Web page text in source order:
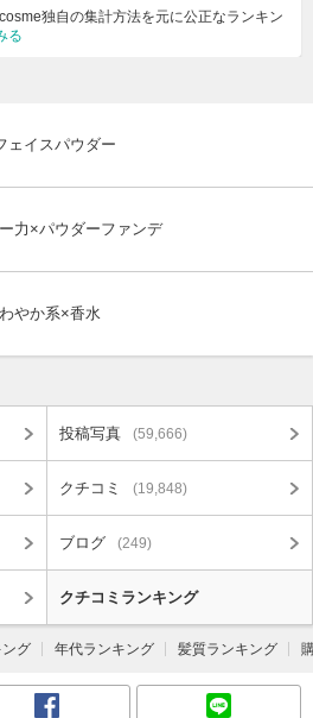
独自の集計方法を元に公正なランキン
る
ェイスパウダー
力×パウダーファンデ
やか系×香水
投稿写真 (59,666)
クチコミ (19,848)
ブログ (249)
クチコミランキング
グ 年代ランキング 髪質ランキング